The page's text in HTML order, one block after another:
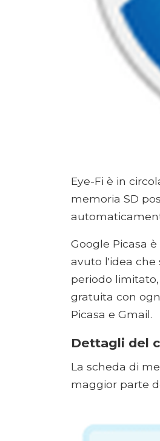
Eye-Fi è in
memoria SD
Google Picasa
avuto l'idea che
periodo
gratuita con
Picasa e Gmail.
Dettagli del
La scheda di
maggior parte